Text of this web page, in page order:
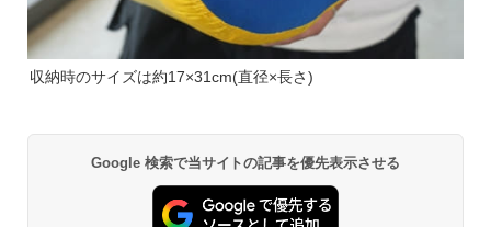
収納時のサイズは約17×31cm(直径×長さ)
Google 検索で当サイトの記事を優先表示させる